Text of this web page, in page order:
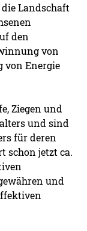
Landschaft
den
von
von Energie
Ziegen und
und sind
für deren
schon jetzt ca.
und